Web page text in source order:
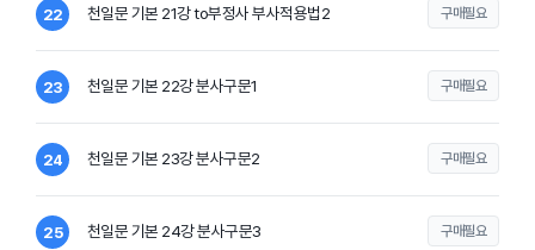
22 천일문 기본 21강 to부정사 부사적용법2 구매필요
23 천일문 기본 22강 분사구문1 구매필요
24 천일문 기본 23강 분사구문2 구매필요
25 천일문 기본 24강 분사구문3 구매필요